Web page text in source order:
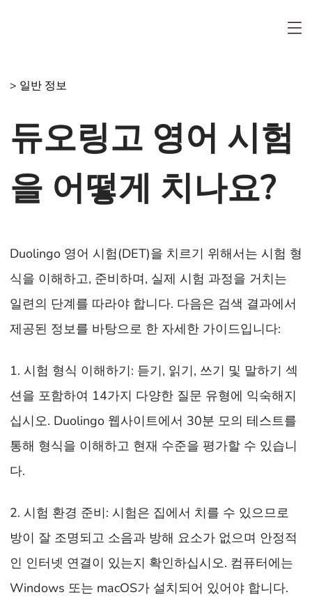
> 일반 정보
듀오링고 영어 시험
을 어떻게 치나요?
Duolingo 영어 시험(DET)을 치르기 위해서는 시험 형
식을 이해하고, 준비하며, 실제 시험 과정을 거치는
일련의 단계를 따라야 합니다. 다음은 검색 결과에서
제공된 정보를 바탕으로 한 자세한 가이드입니다:
1. 시험 형식 이해하기: 듣기, 읽기, 쓰기 및 말하기 섹
션을 포함하여 14가지 다양한 질문 유형에 익숙해지
십시오. Duolingo 웹사이트에서 30분 모의 테스트를
통해 형식을 이해하고 현재 수준을 평가할 수 있습니
다.
2. 시험 환경 준비: 시험은 집에서 치를 수 있으므로
방이 잘 조명되고 소음과 방해 요소가 없으며 안정적
인 인터넷 연결이 있는지 확인하십시오. 컴퓨터에는
Windows 또는 macOS가 설치되어 있어야 합니다.